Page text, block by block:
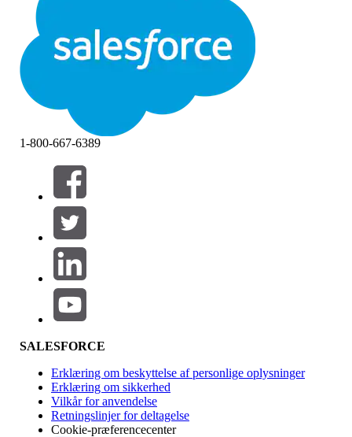
Luk
Filtre (0)
VÆLG FILTRE
Produktområde
Funktionspåvirkning
1-800-667-6389
SALESFORCE
Erklæring om beskyttelse af personlige oplysninger
Erklæring om sikkerhed
Vilkår for anvendelse
Retningslinjer for deltagelse
Cookie-præferencecenter